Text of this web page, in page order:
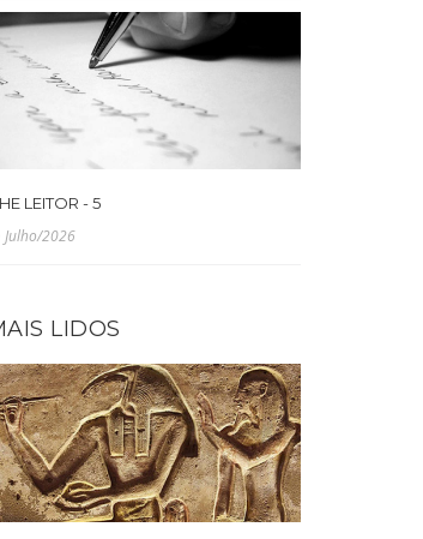
LEITOR - 5
Julho/2026
LIDOS